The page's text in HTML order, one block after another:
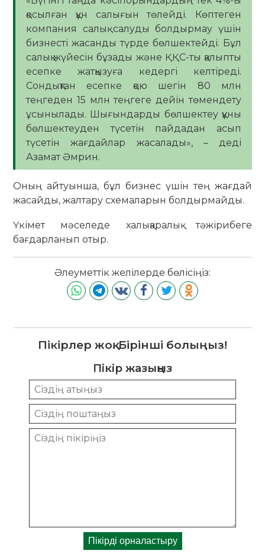
қосылған құн салығын төлейді. Көптеген
компания салық салуды болдырмау үшін
бизнесті жасанды түрде бөлшектейді. Бұл
салық жүйесін бұзады және ҚҚС-ты қалыпты
есепке жатқызуға кедергі келтіреді.
Сондықтан есепке қою шегін 80 млн
теңгеден 15 млн теңгеге дейін төмендету
ұсынылады. Шығындарды бөлшектеу құны
бөлшектеуден түсетін пайдадан асып
түсетін жағдайлар жасалады», – деді
Азамат Әмрин.
Оның айтуынша, бұл бизнес үшін тең жағдай
жасайды, жалтару схемаларын болдырмайды.
Үкімет мәселеде халықаралық тәжірибеге
бағдарланып отыр.
Әлеуметтік желілерде бөлісіңіз:
Пікірлер жоқ. Бірінші болыңыз!
Пікір жазыңыз